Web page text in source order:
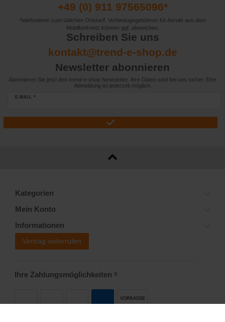
+49 (0) 911 97565096*
*telefonieren zum üblichen Ortstarif. Verbindugsgebühren für Anrufe aus dem
Mobilfunknetz können ggf. abweichen.
Schreiben Sie uns
kontakt@trend-e-shop.de
Newsletter abonnieren
Abonnieren Sie jetzt den trend-e-shop Newsletter. Ihre Daten sind bei uns sicher. Eine
Abmeldung ist jederzeit möglich.
E-MAIL *
Kategorien
Mein Konto
Informationen
Vertrag widerrufen
Ihre Zahlungsmöglichkeiten 2)
VORKASSE